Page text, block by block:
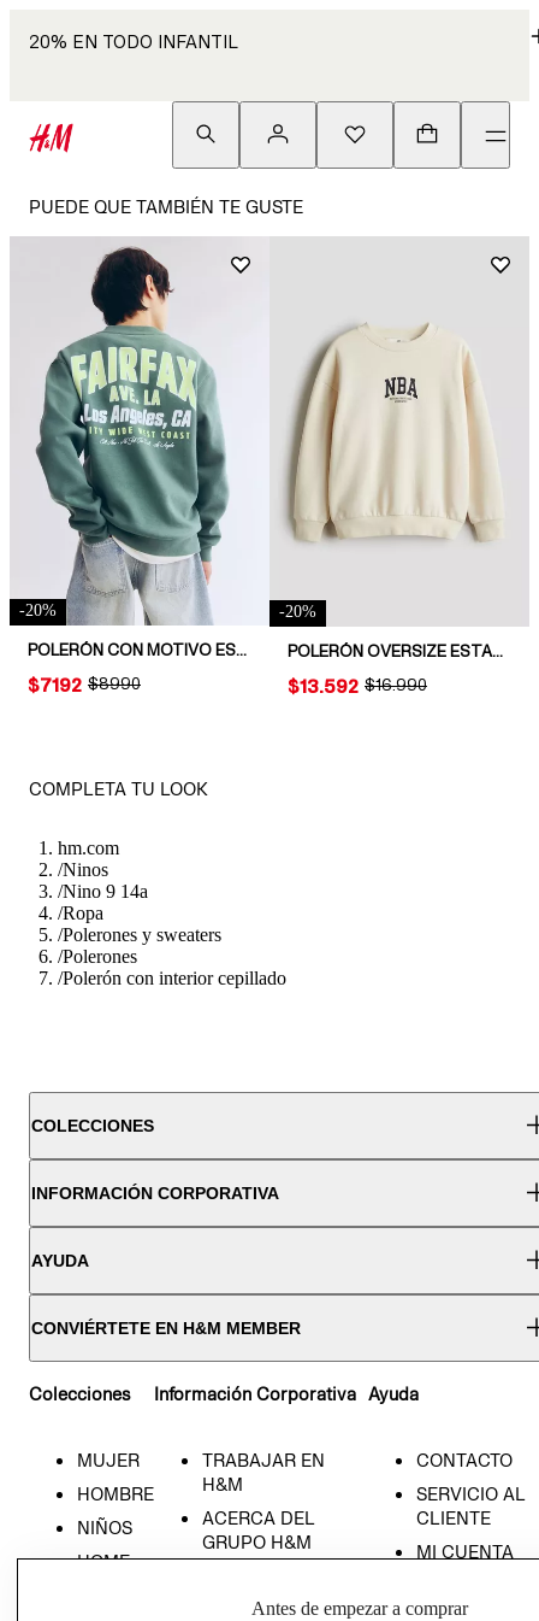
20% EN TODO INFANTIL
PUEDE QUE TAMBIÉN TE GUSTE
-20%
POLERÓN CON MOTIVO ESTAMPADO
ORIGINAL PRICE:
$8990
PRICE:
$7192
-20%
POLERÓN OVERSIZE ESTAMPADO
ORIGINAL PRICE:
$16.990
PRICE:
$13.592
COMPLETA TU LOOK
hm.com
/Ninos
/Nino 9 14a
/Ropa
/Polerones y sweaters
/Polerones
/Polerón con interior cepillado
COLECCIONES
INFORMACIÓN CORPORATIVA
AYUDA
CONVIÉRTETE EN H&M MEMBER
Colecciones
MUJER
HOMBRE
NIÑOS
HOME
Información Corporativa
TRABAJAR EN
H&M
ACERCA DEL
GRUPO H&M
SOCIAL
Ayuda
CONTACTO
SERVICIO AL
CLIENTE
MI CUENTA
TIENDAS
Antes de empezar a comprar